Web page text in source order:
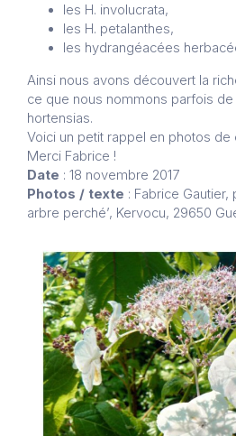
les H. involucrata,
les H. petalanthes,
les hydrangéacées
Ainsi nous avons découvert la
ce que nous nommons parfois
hortensias.
Voici un petit rappel en photos
Merci Fabrice !
Date : 18 novembre 2017
Photos / texte : Fabrice Gautier,
arbre perché’, Kervocu, 29650